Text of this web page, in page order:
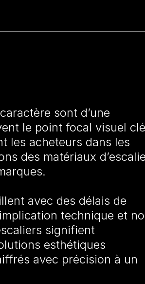
sont d’une
le point focal visuel
les acheteurs dans les
des matériaux
avec des délais de
technique et
signifient
esthétiques
avec précision à un